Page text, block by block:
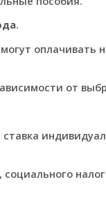
.
от